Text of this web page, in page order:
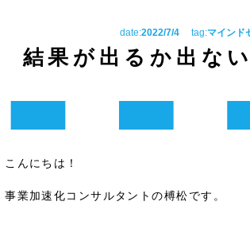
date:2022/7/4 tag:マインド
結果が出るか出な
こんにちは！
事業加速化コンサルタントの榑松です。